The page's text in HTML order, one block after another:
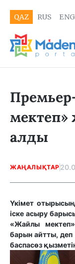
QAZ RUS ENG
алды
ЖАҢАЛЫҚТАР
Үкімет
іске асыру
«Жайлы
барын айтты, деп
баспасөз